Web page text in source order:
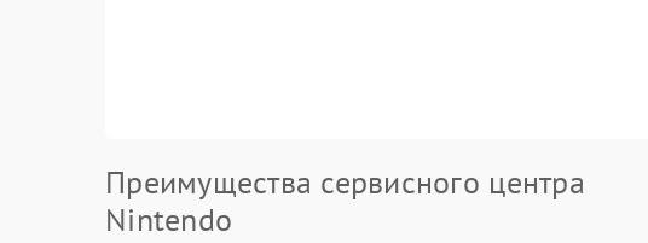
Преимущества сервисного центра
Nintendo